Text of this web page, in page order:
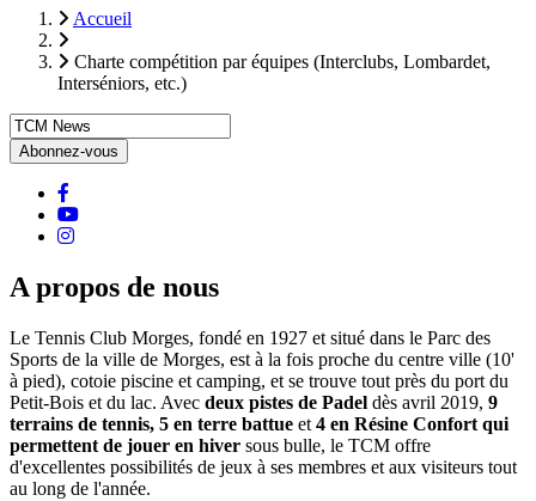
Accueil
Charte compétition par équipes (Interclubs, Lombardet,
Interséniors, etc.)
Youtube
instagram
A propos de nous
Le Tennis Club Morges, fondé en 1927 et situé dans le Parc des
Sports de la ville de Morges, est à la fois proche du centre ville (10'
à pied), cotoie piscine et camping, et se trouve tout près du port du
Petit-Bois et du lac. Avec deux pistes de Padel dès avril 2019, 9
terrains de tennis, 5 en terre battue et 4 en Résine Confort qui
permettent de jouer en hiver sous bulle, le TCM offre
d'excellentes possibilités de jeux à ses membres et aux visiteurs tout
au long de l'année.